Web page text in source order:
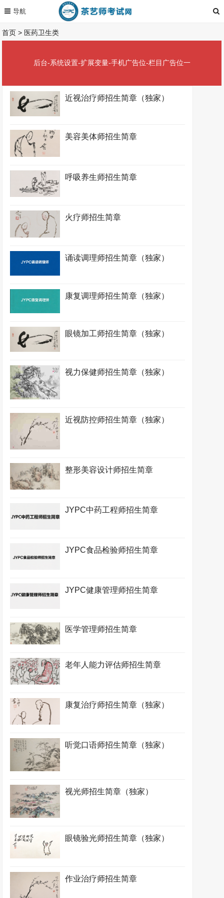
首页 > 医药卫生类
后台-系统设置-扩展变量-手机广告位-栏目广告位一
近视治疗师招生简章（独家）
美容美体师招生简章
呼吸养生师招生简章
火疗师招生简章
诵读调理师招生简章（独家）
康复调理师招生简章（独家）
眼镜加工师招生简章（独家）
视力保健师招生简章（独家）
近视防控师招生简章（独家）
整形美容设计师招生简章
JYPC中药工程师招生简章
JYPC食品检验师招生简章
JYPC健康管理师招生简章
医学管理师招生简章
老年人能力评估师招生简章
康复治疗师招生简章（独家）
听觉口语师招生简章（独家）
视光师招生简章（独家）
眼镜验光师招生简章（独家）
作业治疗师招生简章